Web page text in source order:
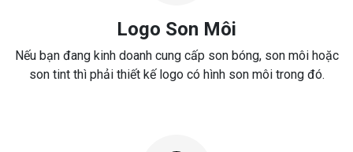
Logo Son Môi
Nếu bạn đang kinh doanh cung cấp son bóng, son môi hoặc
son tint thì phải thiết kế logo có hình son môi trong đó.